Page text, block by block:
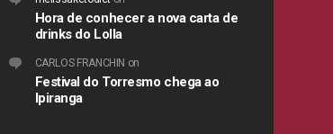
Hora de conhecer a nova carta de
drinks do Lolla
CARLOS FRANCHIN on
Festival do Torresmo chega ao
Ipiranga